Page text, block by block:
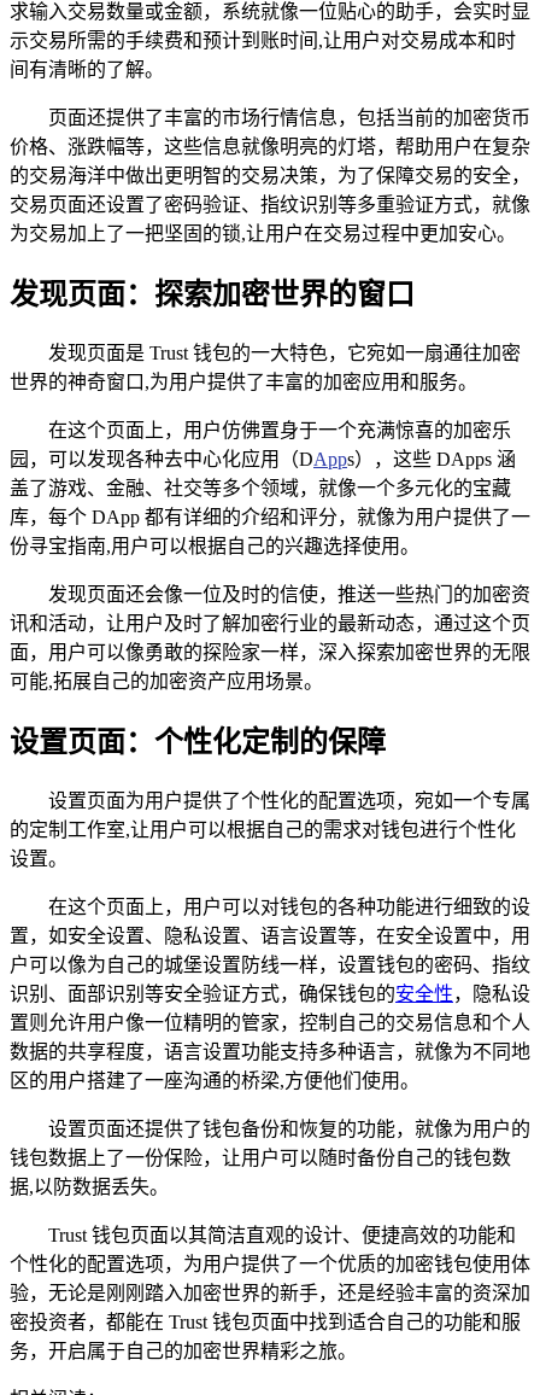
求输入交易数量或金额，系统就像一位贴心的助手，会实时显
示交易所需的手续费和预计到账时间,让用户对交易成本和时
间有清晰的了解。
页面还提供了丰富的市场行情信息，包括当前的加密货币
价格、涨跌幅等，这些信息就像明亮的灯塔，帮助用户在复杂
的交易海洋中做出更明智的交易决策，为了保障交易的安全，
交易页面还设置了密码验证、指纹识别等多重验证方式，就像
为交易加上了一把坚固的锁,让用户在交易过程中更加安心。
发现页面：探索加密世界的窗口
发现页面是 Trust 钱包的一大特色，它宛如一扇通往加密
世界的神奇窗口,为用户提供了丰富的加密应用和服务。
在这个页面上，用户仿佛置身于一个充满惊喜的加密乐
园，可以发现各种去中心化应用（DApps），这些 DApps 涵
盖了游戏、金融、社交等多个领域，就像一个多元化的宝藏
库，每个 DApp 都有详细的介绍和评分，就像为用户提供了一
份寻宝指南,用户可以根据自己的兴趣选择使用。
发现页面还会像一位及时的信使，推送一些热门的加密资
讯和活动，让用户及时了解加密行业的最新动态，通过这个页
面，用户可以像勇敢的探险家一样，深入探索加密世界的无限
可能,拓展自己的加密资产应用场景。
设置页面：个性化定制的保障
设置页面为用户提供了个性化的配置选项，宛如一个专属
的定制工作室,让用户可以根据自己的需求对钱包进行个性化
设置。
在这个页面上，用户可以对钱包的各种功能进行细致的设
置，如安全设置、隐私设置、语言设置等，在安全设置中，用
户可以像为自己的城堡设置防线一样，设置钱包的密码、指纹
识别、面部识别等安全验证方式，确保钱包的安全性，隐私设
置则允许用户像一位精明的管家，控制自己的交易信息和个人
数据的共享程度，语言设置功能支持多种语言，就像为不同地
区的用户搭建了一座沟通的桥梁,方便他们使用。
设置页面还提供了钱包备份和恢复的功能，就像为用户的
钱包数据上了一份保险，让用户可以随时备份自己的钱包数
据,以防数据丢失。
Trust 钱包页面以其简洁直观的设计、便捷高效的功能和
个性化的配置选项，为用户提供了一个优质的加密钱包使用体
验，无论是刚刚踏入加密世界的新手，还是经验丰富的资深加
密投资者，都能在 Trust 钱包页面中找到适合自己的功能和服
务，开启属于自己的加密世界精彩之旅。